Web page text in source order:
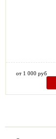
от 1 000 руб